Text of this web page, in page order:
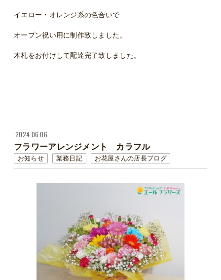
イエロー・オレンジ系の色合いで
オープン祝い用に制作致しました。
木札をお付けして配達完了致しました。
2024.06.06
フラワーアレンジメント カラフル
お知らせ 業務日記 お花屋さんの店長ブログ